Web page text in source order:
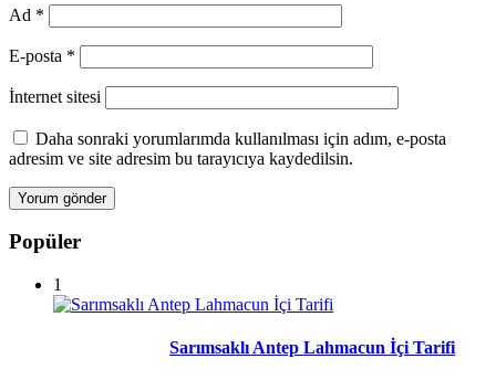
Ad *
E-posta *
İnternet sitesi
Daha sonraki yorumlarımda kullanılması için adım, e-posta
adresim ve site adresim bu tarayıcıya kaydedilsin.
Popüler
1
Sarımsaklı Antep Lahmacun İçi Tarifi